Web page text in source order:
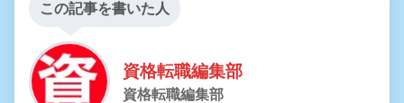
この記事を書いた人
資格転職編集部
資格転職編集部